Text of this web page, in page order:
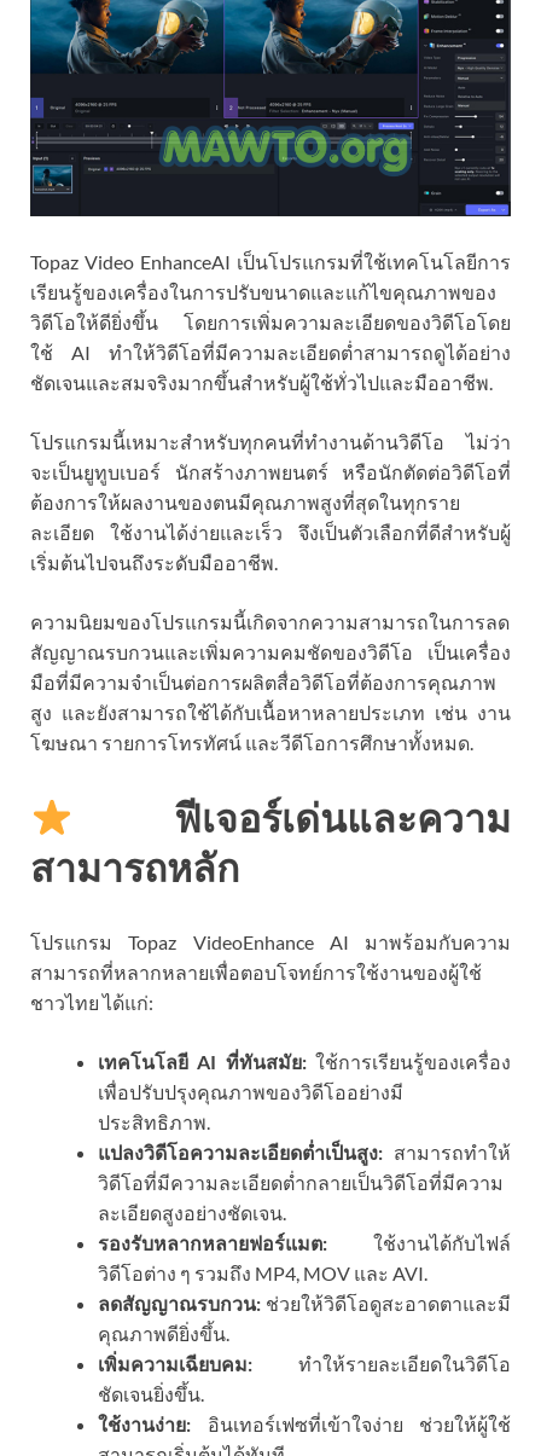
Topaz Video EnhanceAI เป็นโปรแกรมที่ใช้เทคโนโลยีการ
เรียนรู้ของเครื่องในการปรับขนาดและแก้ไขคุณภาพของ
วิดีโอให้ดียิ่งขึ้น โดยการเพิ่มความละเอียดของวิดีโอโดย
ใช้ AI ทำให้วิดีโอที่มีความละเอียดต่ำสามารถดูได้อย่าง
ชัดเจนและสมจริงมากขึ้นสำหรับผู้ใช้ทั่วไปและมืออาชีพ.
โปรแกรมนี้เหมาะสำหรับทุกคนที่ทำงานด้านวิดีโอ ไม่ว่า
จะเป็นยูทูบเบอร์ นักสร้างภาพยนตร์ หรือนักตัดต่อวิดีโอที่
ต้องการให้ผลงานของตนมีคุณภาพสูงที่สุดในทุกราย
ละเอียด ใช้งานได้ง่ายและเร็ว จึงเป็นตัวเลือกที่ดีสำหรับผู้
เริ่มต้นไปจนถึงระดับมืออาชีพ.
ความนิยมของโปรแกรมนี้เกิดจากความสามารถในการลด
สัญญาณรบกวนและเพิ่มความคมชัดของวิดีโอ เป็นเครื่อง
มือที่มีความจำเป็นต่อการผลิตสื่อวิดีโอที่ต้องการคุณภาพ
สูง และยังสามารถใช้ได้กับเนื้อหาหลายประเภท เช่น งาน
โฆษณา รายการโทรทัศน์ และวีดีโอการศึกษาทั้งหมด.
ฟีเจอร์เด่นและความ
สามารถหลัก
โปรแกรม Topaz VideoEnhance AI มาพร้อมกับความ
สามารถที่หลากหลายเพื่อตอบโจทย์การใช้งานของผู้ใช้
ชาวไทย ได้แก่:
เทคโนโลยี AI ที่ทันสมัย:ใช้การเรียนรู้ของเครื่อง
เพื่อปรับปรุงคุณภาพของวิดีโออย่างมี
ประสิทธิภาพ.
แปลงวิดีโอความละเอียดต่ำเป็นสูง: สามารถทำให้
วิดีโอที่มีความละเอียดต่ำกลายเป็นวิดีโอที่มีความ
ละเอียดสูงอย่างชัดเจน.
รองรับหลากหลายฟอร์แมต: ใช้งานได้กับไฟล์
วิดีโอต่าง ๆ รวมถึง MP4, MOV และ AVI.
ลดสัญญาณรบกวน: ช่วยให้วิดีโอดูสะอาดตาและมี
คุณภาพดียิ่งขึ้น.
เพิ่มความเฉียบคม: ทำให้รายละเอียดในวิดีโอ
ชัดเจนยิ่งขึ้น.
ใช้งานง่าย: อินเทอร์เฟซที่เข้าใจง่าย ช่วยให้ผู้ใช้